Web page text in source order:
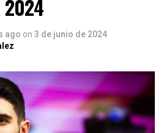
ago on 3 de junio de 2024